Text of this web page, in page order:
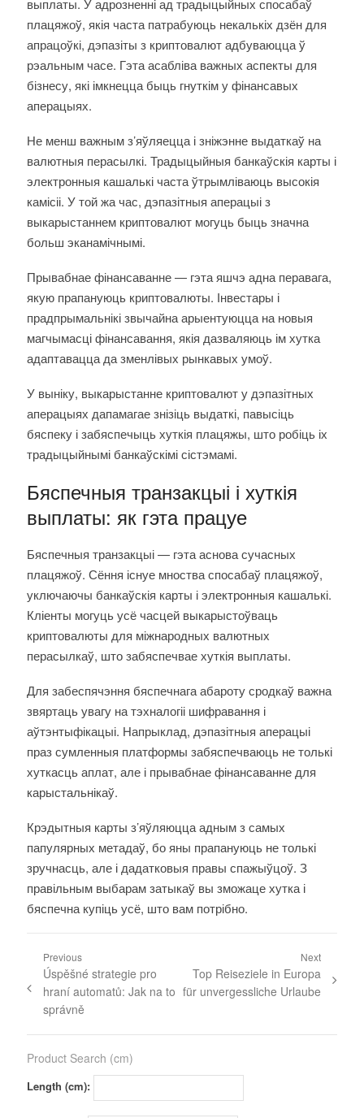
выплаты. У адрозненні ад традыцыйных спосабаў
плацяжоў, якія часта патрабуюць некалькіх дзён для
апрацоўкі, дэпазіты з криптовалют адбуваюцца ў
рэальным часе. Гэта асабліва важных аспекты для
бізнесу, які імкнецца быць гнуткім у фінансавых
аперацыях.
Не менш важным з’яўляецца і зніжэнне выдаткаў на
валютныя перасылкі. Традыцыйныя банкаўскія карты і
электронныя кашалькі часта ўтрымліваюць высокія
камісіі. У той жа час, дэпазітныя аперацыі з
выкарыстаннем криптовалют могуць быць значна
больш эканамічнымі.
Прывабнае фінансаванне — гэта яшчэ адна перавага,
якую прапануюць криптовалюты. Інвестары і
прадпрымальнікі звычайна арыентуюцца на новыя
магчымасці фінансавання, якія дазваляюць ім хутка
адаптавацца да зменлівых рынкавых умоў.
У выніку, выкарыстанне криптовалют у дэпазітных
аперацыях дапамагае знізіць выдаткі, павысіць
бяспеку і забяспечыць хуткія плацяжы, што робіць іх
традыцыйнымі банкаўскімі сістэмамі.
Бяспечныя транзакцыі і хуткія
выплаты: як гэта працуе
Бяспечныя транзакцыі — гэта аснова сучасных
плацяжоў. Сёння існуе мноства спосабаў плацяжоў,
уключаючы банкаўскія карты і электронныя кашалькі.
Кліенты могуць усё часцей выкарыстоўваць
криптовалюты для міжнародных валютных
перасылкаў, што забяспечвае хуткія выплаты.
Для забеспячэння бяспечнага абароту сродкаў важна
звяртаць увагу на тэхналогіі шифравання і
аўтэнтыфікацыі. Напрыклад, дэпазітныя аперацыі
праз сумленныя платформы забяспечваюць не толькі
хуткасць аплат, але і прывабнае фінансаванне для
карыстальнікаў.
Крэдытныя карты з’яўляюцца адным з самых
папулярных метадаў, бо яны прапануюць не толькі
зручнасць, але і дадатковыя правы спажыўцоў. З
правільным выбарам затыкаў вы зможаце хутка і
бяспечна купіць усё, што вам потрібно.
Previous
Úspěšné strategie pro
hraní automatů: Jak na to
správně
Next
Top Reiseziele in Europa
für unvergessliche Urlaube
Product Search (cm)
Length (cm):